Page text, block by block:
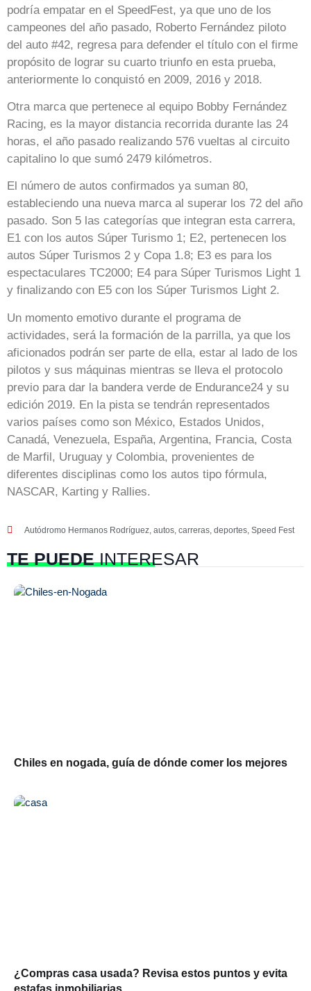
podría empatar en el SpeedFest, ya que uno de los
campeones del año pasado, Roberto Fernández piloto
del auto #42, regresa para defender el título con el firme
propósito de lograr su cuarto triunfo en esta prueba,
anteriormente lo conquistó en 2009, 2016 y 2018.
Otra marca que pertenece al equipo Bobby Fernández
Racing, es la mayor distancia recorrida durante las 24
horas, el año pasado realizando 576 vueltas al circuito
capitalino lo que sumó 2479 kilómetros.
El número de autos confirmados ya suman 80,
estableciendo una nueva marca al superar los 72 del año
pasado. Son 5 las categorías que integran esta carrera,
E1 con los autos Súper Turismo 1; E2, pertenecen los
autos Súper Turismos 2 y Copa 1.8; E3 es para los
espectaculares TC2000; E4 para Súper Turismos Light 1
y finalizando con E5 con los Súper Turismos Light 2.
Un momento emotivo durante el programa de
actividades, será la formación de la parrilla, ya que los
aficionados podrán ser parte de ella, estar al lado de los
pilotos y sus máquinas mientras se lleva el protocolo
previo para dar la bandera verde de Endurance24 y su
edición 2019. En la pista se tendrán representados
varios países como son México, Estados Unidos,
Canadá, Venezuela, España, Argentina, Francia, Costa
de Marfil, Uruguay y Colombia, provenientes de
diferentes disciplinas como los autos tipo fórmula,
NASCAR, Karting y Rallies.
Autódromo Hermanos Rodríguez, autos, carreras, deportes, Speed Fest
TE PUEDEINTERESAR
Chiles en nogada, guía de dónde comer los mejores
¿Compras casa usada? Revisa estos puntos y evita